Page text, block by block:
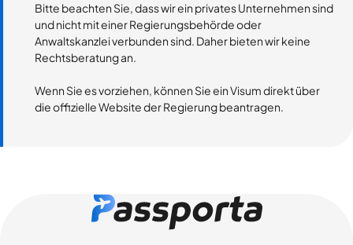
Bitte beachten Sie, dass wir ein privates Unternehmen sind
und nicht mit einer Regierungsbehörde oder
Anwaltskanzlei verbunden sind. Daher bieten wir keine
Rechtsberatung an.
Wenn Sie es vorziehen, können Sie ein Visum direkt über
die offizielle Website der Regierung beantragen.